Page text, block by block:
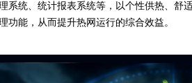
系统、统计报表系统等，以个性供热、
能，从而提升热网运行的综合效益。